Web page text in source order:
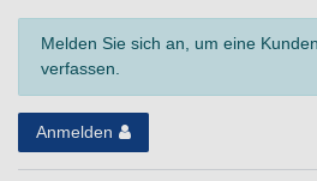
Melden Sie sich an, um eine
verfassen.
Anmelden